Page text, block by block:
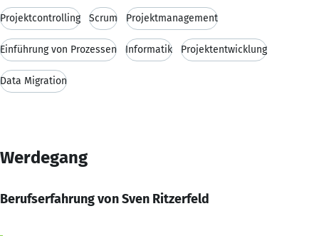
Projektcontrolling Scrum Projektmanagement
Einführung von Prozessen Informatik Projektentwicklung
Data Migration
Werdegang
Berufserfahrung von Sven Ritzerfeld